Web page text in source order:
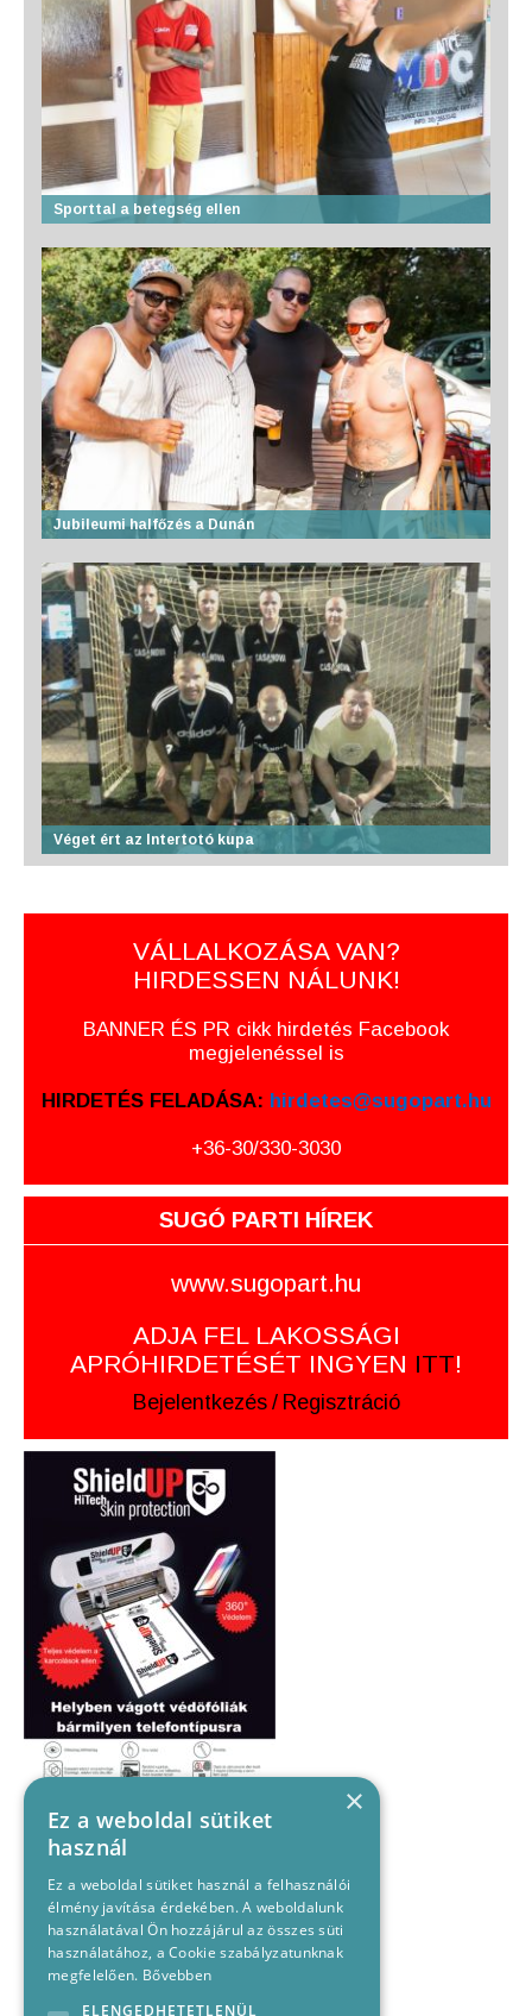
Sporttal a betegség ellen
Jubileumi halfőzés a Dunán
Véget ért az Intertotó kupa
VÁLLALKOZÁSA VAN?
HIRDESSEN NÁLUNK!
BANNER ÉS PR cikk hirdetés Facebook
megjelenéssel is
HIRDETÉS FELADÁSA: hirdetes@sugopart.hu
+36-30/330-3030
SUGÓ PARTI HÍREK
www.sugopart.hu
ADJA FEL LAKOSSÁGI
APRÓHIRDETÉSÉT INGYEN ITT!
Bejelentkezés / Regisztráció
×
Ez a weboldal sütiket
használ
Ez a weboldal sütiket használ a felhasználói
élmény javítása érdekében. A weboldalunk
használatával Ön hozzájárul az összes süti
használatához, a Cookie szabályzatunknak
megfelelően. Bővebben
ELENGEDHETETLENÜL